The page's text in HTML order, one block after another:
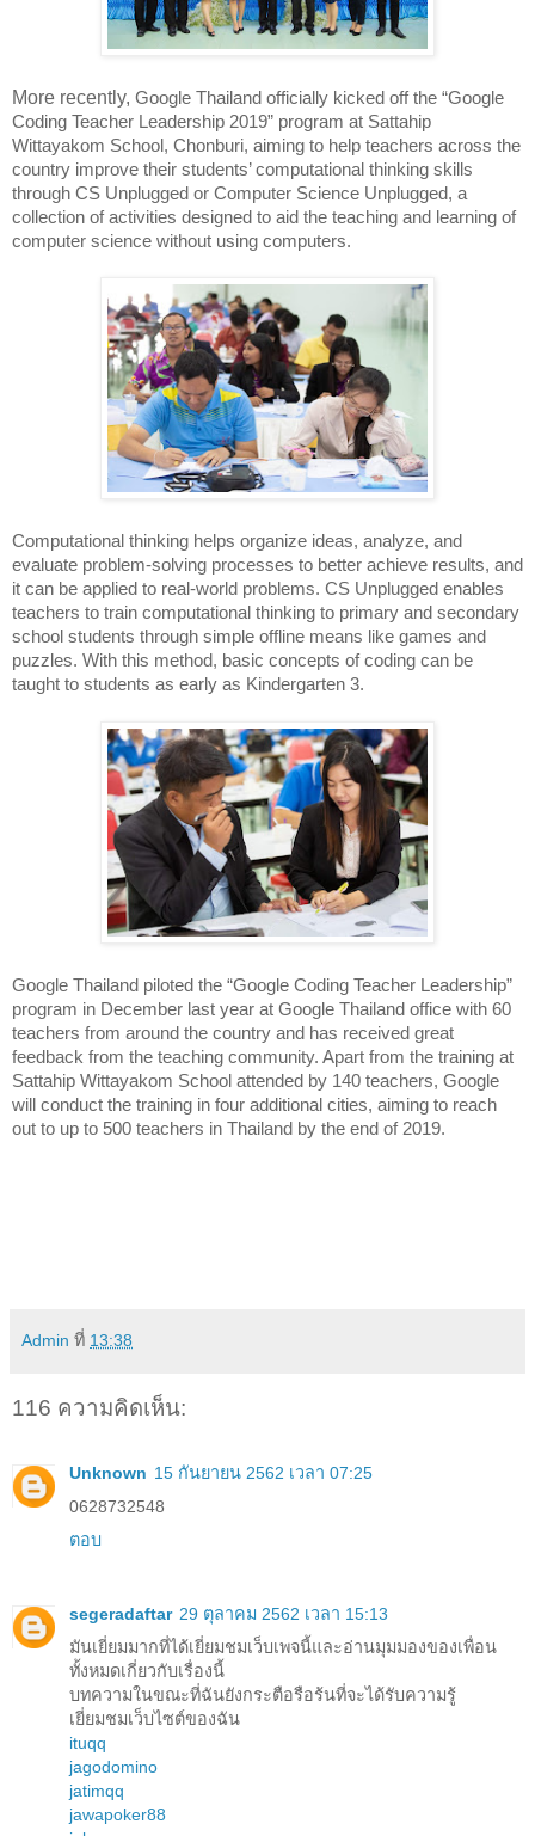
More recently, Google Thailand officially kicked off the “Google
Coding Teacher Leadership 2019” program at Sattahip
Wittayakom School, Chonburi, aiming to help teachers across the
country improve their students’ computational thinking skills
through CS Unplugged or Computer Science Unplugged, a
collection of activities designed to aid the teaching and learning of
computer science without using computers.
Computational thinking helps organize ideas, analyze, and
evaluate problem-solving processes to better achieve results, and
it can be applied to real-world problems. CS Unplugged enables
teachers to train computational thinking to primary and secondary
school students through simple offline means like games and
puzzles. With this method, basic concepts of coding can be
taught to students as early as Kindergarten 3.
Google Thailand piloted the “Google Coding Teacher Leadership”
program in December last year at Google Thailand office with 60
teachers from around the country and has received great
feedback from the teaching community. Apart from the training at
Sattahip Wittayakom School attended by 140 teachers, Google
will conduct the training in four additional cities, aiming to reach
out to up to 500 teachers in Thailand by the end of 2019.
Admin ที่ 13:38
116 ความคิดเห็น:
Unknown 15 กันยายน 2562 เวลา 07:25
0628732548
ตอบ
segeradaftar 29 ตุลาคม 2562 เวลา 15:13
มันเยี่ยมมากที่ได้เยี่ยมชมเว็บเพจนี้และอ่านมุมมองของเพื่อน
ทั้งหมดเกี่ยวกับเรื่องนี้
บทความในขณะที่ฉันยังกระตือรือร้นที่จะได้รับความรู้
เยี่ยมชมเว็บไซต์ของฉัน
ituqq
jagodomino
jatimqq
jawapoker88